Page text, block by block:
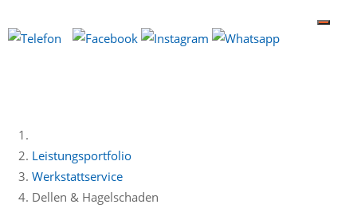
Leistungsportfolio
Werkstattservice
Dellen & Hagelschaden